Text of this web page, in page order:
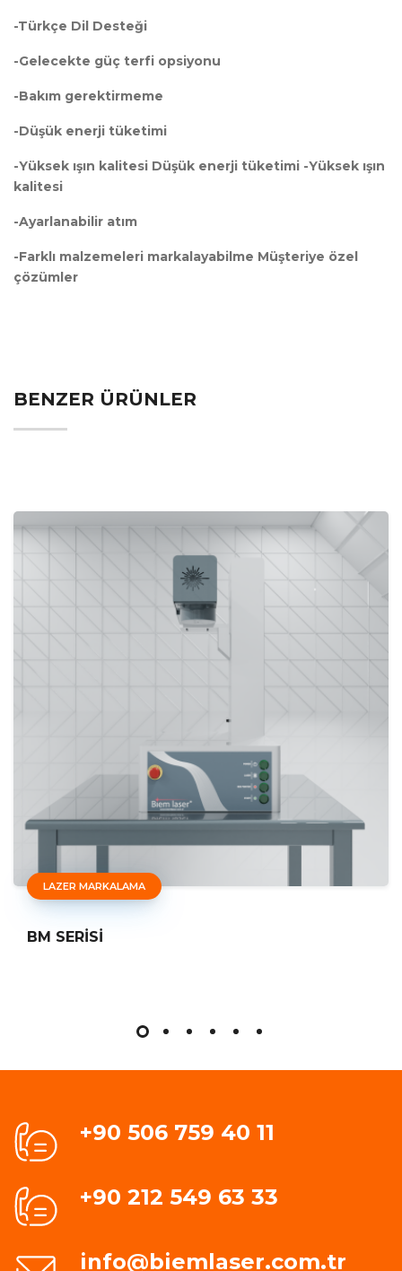
-Türkçe Dil Desteği
-Gelecekte güç terfi opsiyonu
-Bakım gerektirmeme
-Düşük enerji tüketimi
-Yüksek ışın kalitesi Düşük enerji tüketimi -Yüksek ışın
kalitesi
-Ayarlanabilir atım
-Farklı malzemeleri markalayabilme Müşteriye özel
çözümler
BENZER ÜRÜNLER
LAZER MARKALAMA
BM SERİSİ
+90 506 759 40 11
+90 212 549 63 33
info@biemlaser.com.tr